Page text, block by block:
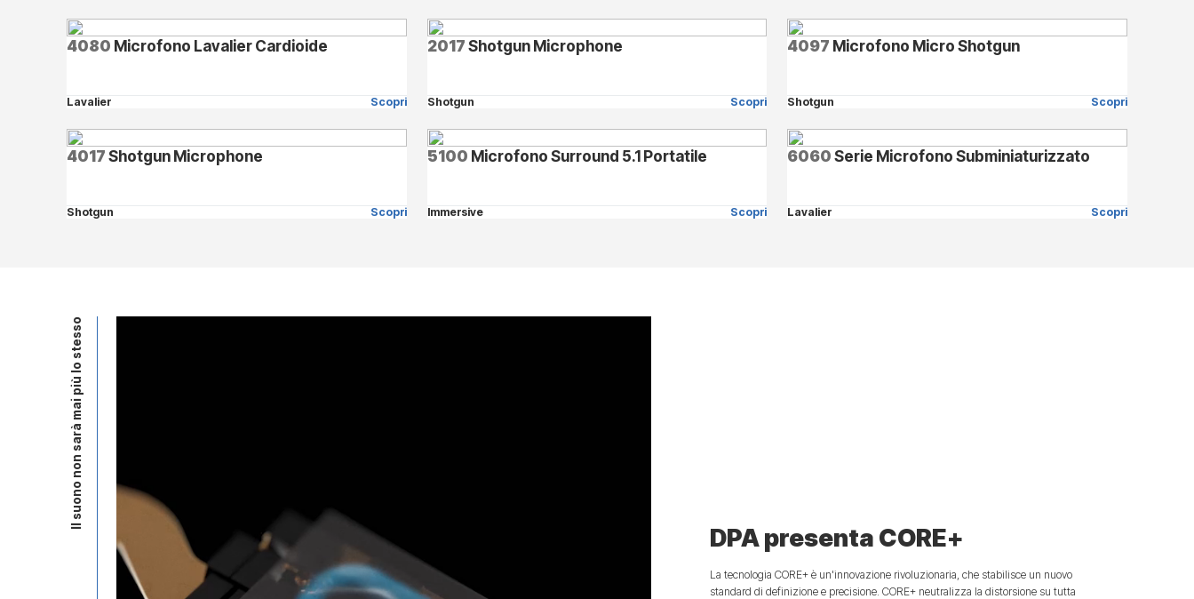
4080 Microfono Lavalier Cardioide
Lavalier Scopri
2017Shotgun Microphone
Shotgun Scopri
4097 Microfono Micro Shotgun
Shotgun Scopri
4017Shotgun Microphone
Shotgun Scopri
5100 Microfono Surround 5.1 Portatile
Immersive Scopri
6060Serie Microfono Subminiaturizzato
Lavalier Scopri
DPA ⁠presenta CORE+
La tecnologia CORE+ è un'innovazione rivoluzionaria, che stabilisce un nuovo
standard di definizione e precisione. CORE+ neutralizza la distorsione su tutta
Il suono non sarà mai più lo stesso